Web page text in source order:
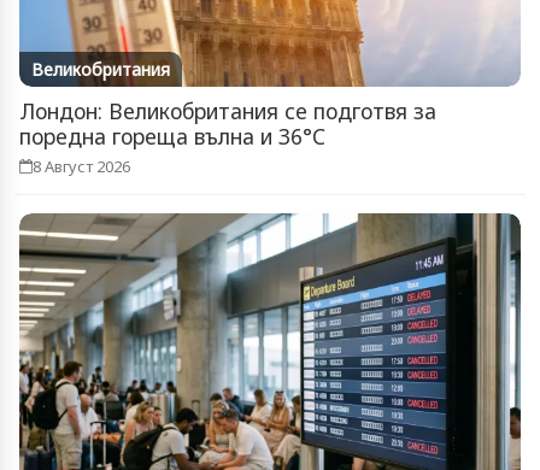
Великобритания
Лондон: Великобритания се подготвя за
поредна гореща вълна и 36°C
8 Август 2026